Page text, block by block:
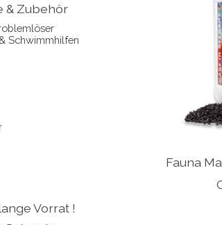
& Zubehör
Schwimmhilfen
Vorrat !
Fauna